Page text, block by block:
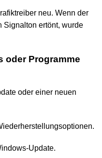
neu. Wenn der
Signalton ertönt, wurde
oder Programme
oder einer neuen
Update.